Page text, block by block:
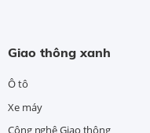
Giao thông xanh
Ô tô
Xe máy